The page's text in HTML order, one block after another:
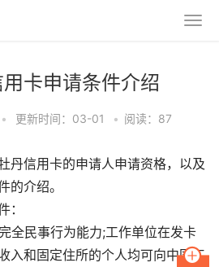
卡申请条件介绍
• 更新时间：03-01 • 阅读：87
丹信用卡的申请人申请资格，以及
的介绍。
：
全民事行为能力;工作单位在发卡
入和固定住所的个人均可向中国工